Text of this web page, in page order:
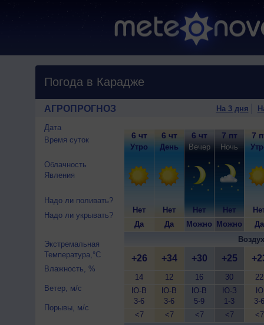
Погода в Карадже
АГРОПРОГНОЗ На 3 дня
Дата
Время суток
Облачность
Явления
Надо ли поливать?
Надо ли укрывать?
Экстремальная
Температура,°C
Влажность, %
Ветер, м/с
Порывы, м/с
6 чт
Утро
Нет
Да
6 чт
День
Нет
Да
6 чт
Вечер
Нет
Можно
7 пт
Ночь
Нет
Можно
7
Да
+26
14
Ю-В
3-6
<7
+34
12
Ю-В
3-6
<7
+30
16
Ю-В
5-9
<7
+25
30
Ю-З
1-3
<7
22
Ю
3-6
<7